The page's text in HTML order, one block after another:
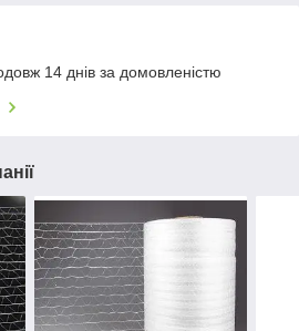
14 днів за домовленістю